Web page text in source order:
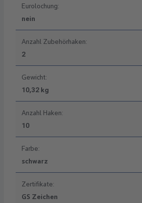
Eurolochung:
nein
Anzahl Zubehörhaken:
2
Gewicht:
10,32 kg
Anzahl Haken:
10
Farbe:
schwarz
Zertifikate:
GS Zeichen